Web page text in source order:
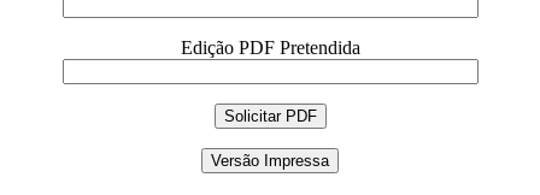
Edição PDF Pretendida
Versão Impressa